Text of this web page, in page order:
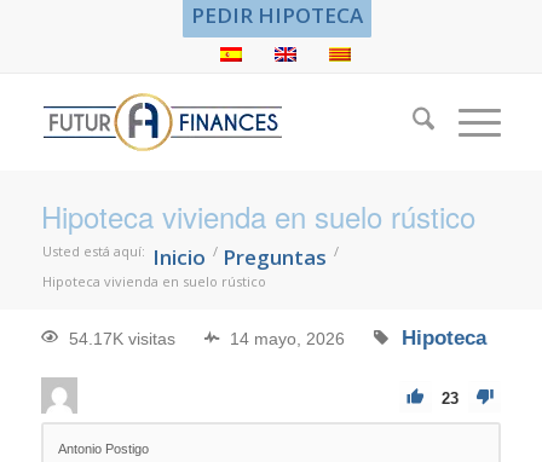
PEDIR HIPOTECA
Hipoteca vivienda en suelo rústico
Usted está aquí: Inicio / Preguntas /
Hipoteca vivienda en suelo rústico
54.17K visitas 14 mayo, 2026 Hipoteca
23
Antonio Postigo